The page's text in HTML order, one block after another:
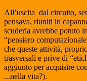
All’uscita dal circuito,
pensava, riuniti in
scuderia avrebbe potuto
“pensiero
che queste attività,
trasversali e prive di
aggiunto per acquisire
...nella vita?).